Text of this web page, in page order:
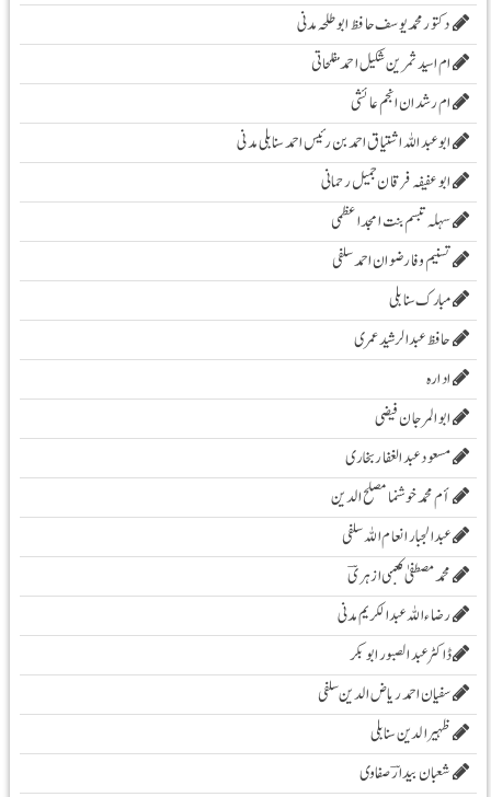
دکتور محمد یوسف حافظ ابو طلحہ مدنی
ام اسید ثمرین شکیل احمد مفلحاتی
ام رشدان انجم عائشی
ابو عبد اللہ اشتیاق احمد بن رئیس احمد سنابلی مدنی
ابو عفیفہ فرقان جمیل رحمانی
سہلہ تبسم بنت امجد اعظمی
تسنیم وفا رضوان احمد سلفی
مبارک سنابلی
حافظ عبدالرشید عمری
ادارہ
ابوالمرجان فیضی
مسعود عبد الغفار بخاری
أم محمد خوشنما مصلح الدین
عبدالجبار انعام اللہ سلفی
محمد مصطفیٰ کعبی ازہریؔ
رضاء اللہ عبد الکریم مدنی
ڈاکٹر عبد الصبور ابو بکر
سفیان احمد ریاض الدین سلفی
ظہیرالدین سنابلی
شعبان بیدارؔ صفاوی